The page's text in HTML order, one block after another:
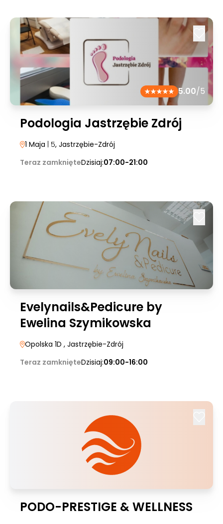
5.00/5
Podologia Jastrzębie Zdrój
1 Maja | 5, Jastrzębie-Zdrój
Teraz zamknięteDzisiaj:07:00-21:00
Evelynails&Pedicure by
Ewelina Szymikowska
Opolska 1D , Jastrzębie-Zdrój
Teraz zamknięteDzisiaj:09:00-16:00
PODO-PRESTIGE & WELLNESS